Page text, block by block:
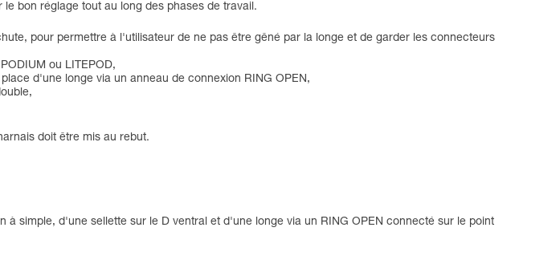
bon réglage tout au long des phases de travail.
pour permettre à l'utilisateur de ne pas être gêné par la longe et de garder les connecteurs
ou LITEPOD,
d'une longe via un anneau de connexion RING OPEN,
doit être mis au rebut.
simple, d'une sellette sur le D ventral et d'une longe via un RING OPEN connecté sur le point